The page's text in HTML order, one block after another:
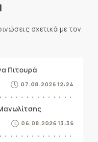
σχετικά με τον
Πιτουρά
07.08.2026 12:24
06.08.2026 13:36